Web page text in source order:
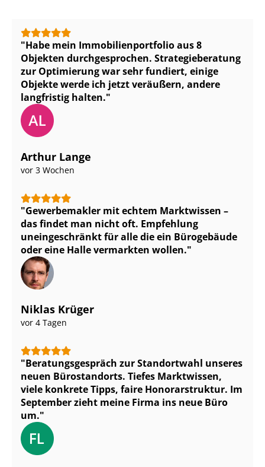
Habe mein Im­mo­bi­li­en­port­fo­lio aus 8
Objekten durchgesprochen. Stra­te­gie­be­ra­tung
zur Optimierung war sehr fundiert, einige
Objekte werde ich jetzt veräußern, andere
langfristig halten.
Arthur Lange
vor 3 Wochen
Gewerbemakler mit echtem Marktwissen –
das findet man nicht oft. Empfehlung
uneingeschränkt für alle die ein Bürogebäude
oder eine Halle vermarkten wollen.
Niklas Krüger
vor 4 Tagen
Be­ra­tungs­ge­spräch zur Standortwahl unseres
neuen Bürostandorts. Tiefes Marktwissen,
viele konkrete Tipps, faire Honorarstruktur. Im
September zieht meine Firma ins neue Büro
um.